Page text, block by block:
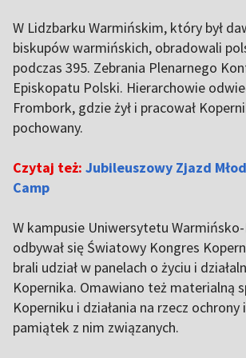
W Lidzbarku Warmińskim, który był
biskupów warmińskich, obradowali
podczas 395. Zebrania Plenarnego
Episkopatu Polski. Hierarchowie
Frombork, gdzie żył i pracował
pochowany.
Czytaj też: Jubileuszowy Zjazd
Camp
W kampusie Uniwersytetu
odbywał się Światowy Kongres
brali udział w panelach o życiu i
Kopernika. Omawiano też materialną
Koperniku i działania na rzecz
pamiątek z nim związanych.